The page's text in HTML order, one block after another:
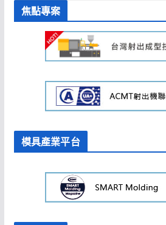
焦點專案
模具產業平台